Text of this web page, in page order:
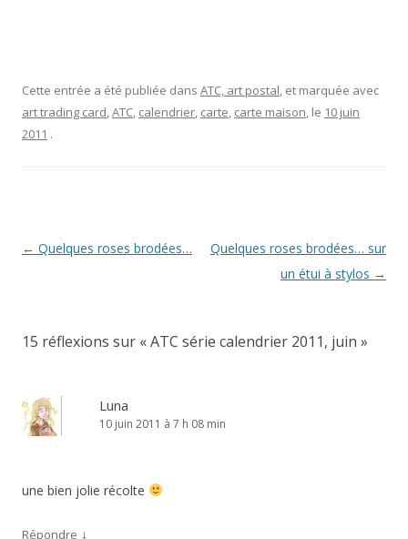
Cette entrée a été publiée dans ATC, art postal, et marquée avec
art trading card,ATC, calendrier, carte, carte maison, le 10 juin
2011 .
Navigation
← Quelques roses brodées…
Quelques roses brodées… sur
un étui à stylos →
15 réflexions sur «ATC série calendrier 2011, juin »
Luna
10 juin 2011 à 7 h 08 min
une bien jolie récolte
Répondre ↓